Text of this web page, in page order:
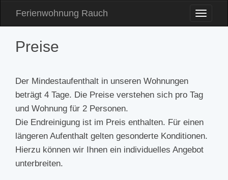
Toggle
Ferienwohnung Rauch
Preise
Der Mindestaufenthalt in unseren Wohnungen
beträgt 4 Tage. Die Preise verstehen sich pro Tag
und Wohnung für 2 Personen.
Die Endreinigung ist im Preis enthalten. Für einen
längeren Aufenthalt gelten gesonderte Konditionen.
Hierzu können wir Ihnen ein individuelles Angebot
unterbreiten.